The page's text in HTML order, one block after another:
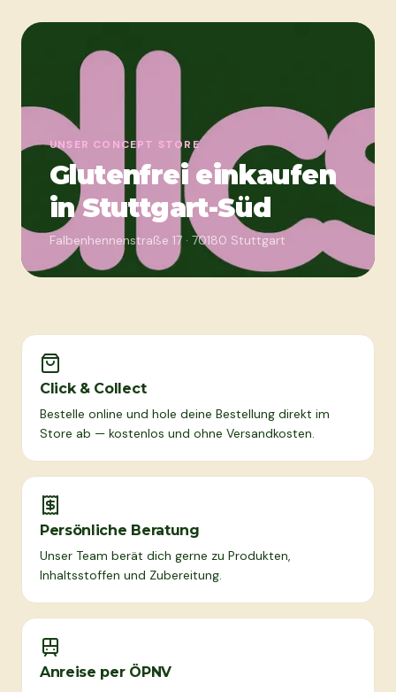
UNSER CONCEPT STORE
Glutenfrei einkaufen
in Stuttgart-Süd
Falbenhennenstraße 17 · 70180 Stuttgart
Click & Collect
Bestelle online und hole deine Bestellung direkt im
Store ab — kostenlos und ohne Versandkosten.
Persönliche Beratung
Unser Team berät dich gerne zu Produkten,
Inhaltsstoffen und Zubereitung.
Anreise per ÖPNV